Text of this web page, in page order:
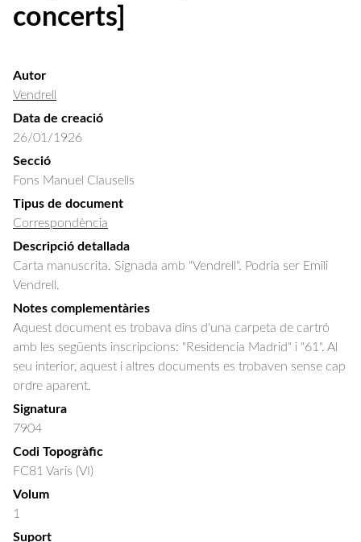
concerts]
Autor
Vendrell
Data de creació
26/01/1926
Secció
Fons Manuel Clausells
Tipus de document
Correspondència
Descripció detallada
Carta manuscrita. Signada amb "Vendrell". Podria ser Emili
Vendrell.
Notes complementàries
Aquest document es trobava dins d'una carpeta de cartró
amb les següents inscripcions: "Residencia Madrid" i "61". Al
seu interior, aquest i altres documents es trobaven sense cap
ordre aparent.
Signatura
7904
Codi Topogràfic
FC81 Varis (VI)
Volum
1
Suport